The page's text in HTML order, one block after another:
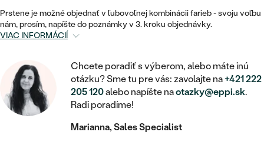
S VÝPLŇOU
SVADOBNÉ SETY
PODĽA CENY
CENOVO DOSTUPNÉ
ZAČAŤ S LABGROWN DIAMANTOM
ZAČAŤ S FAREBNÝM DIAMANTOM
PODĽA DRAHOKAMU
DIAMANT
DETSKÉ ŠPERKY
DOPLNKY
PODĽA MATERIÁLU
DETSKÉ
PIERCING
PODĽA DRAHOKAMU
S DIAMANTMI
S DRAHOKAMAMI
MEDAILÓNY
V TVARE SRDCA
SO ZVIERATAMI
PEČATNÉ
PERSONALIZOVANÉ
PODĽA DRAHOKAMU
S DIAMANTMI
Prstene je možné objednať v ľubovoľnej kombinácii farieb - svoju voľbu
nám, prosím, napíšte do poznámky v 3. kroku objednávky.
VIAC INFORMÁCIÍ
Chcete poradiť s výberom, alebo máte inú
otázku? Sme tu pre vás: zavolajte na+421 222
205 120alebo napíšte naotazky@eppi.sk.
Radi poradíme!
Marianna, Sales Specialist